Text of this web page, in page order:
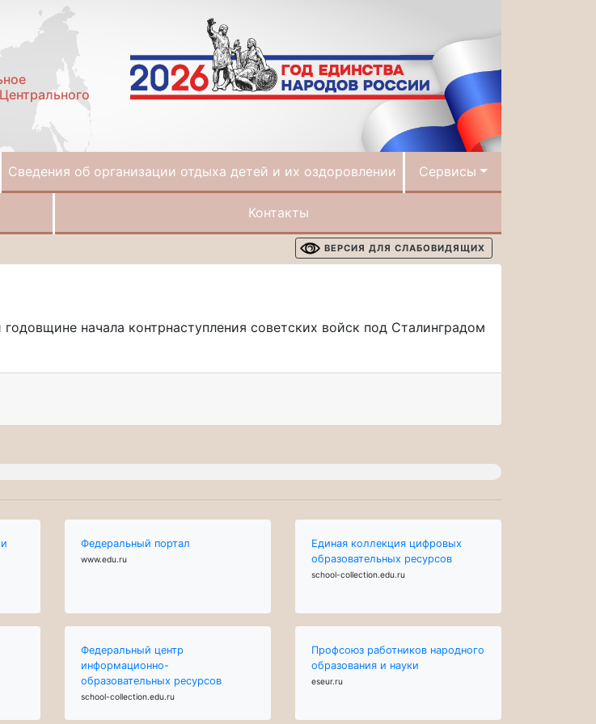
Сведения об организации отдыха детей и их оздоровлении Сервисы
Контакты
ВЕРСИЯ ДЛЯ СЛАБОВИДЯЩИХ
начала контрнаступления советских войск под Сталинградом
Федеральный портал
www.edu.ru
Единая коллекция цифровых
образовательных ресурсов
school-collection.edu.ru
Федеральный центр
информационно-
образовательных ресурсов
school-collection.edu.ru
Профсоюз работников народного
образования и науки
eseur.ru